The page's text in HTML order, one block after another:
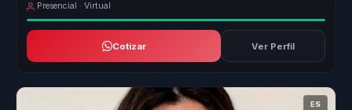
Presencial · Virtual
Cotizar Ver Perfil
ES